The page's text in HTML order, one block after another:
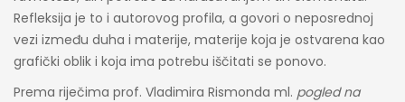
Refleksija je to i autorovog profila, a govori o neposrednoj
vezi između duha i materije, materije koja je ostvarena kao
grafički oblik i koja ima potrebu iščitati se ponovo.
Prema riječima prof. Vladimira Rismonda ml. pogled na